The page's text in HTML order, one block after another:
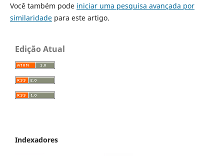
Você também pode iniciar uma pesquisa avançada por
similaridadepara este artigo.
Edição Atual
Indexadores